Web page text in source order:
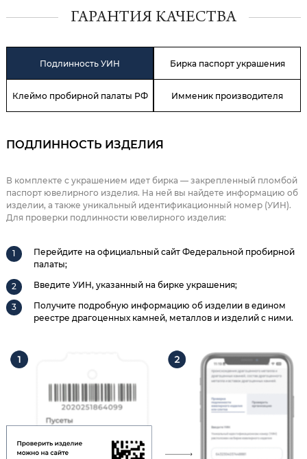
ГАРАНТИЯ КАЧЕСТВА
Подлинность УИН Бирка паспорт украшения
Клеймо пробирной палаты РФ Имменик производителя
ПОДЛИННОСТЬ ИЗДЕЛИЯ
В комплекте с украшением идет бирка — закрепленный пломбой
паспорт ювелирного изделия. На ней вы найдете информацию об
изделии, а также уникальный идентификационный номер (УИН).
Для проверки подлинности ювелирного изделия:
Перейдите на официальный сайт Федеральной пробирной
палаты;
Введите УИН, указанный на бирке украшения;
Получите подробную информацию об изделии в едином
реестре драгоценных камней, металлов и изделий с ними.